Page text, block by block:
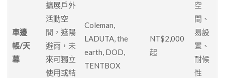
車邊
帳/天
幕
擴展戶外
活動空
間，遮陽
避雨，未
來可獨立
使用或結
Coleman,
LADUTA, the
earth, DOD,
TENTBOX
NT$2,000
起
空
間、
易設
置、
耐候
性